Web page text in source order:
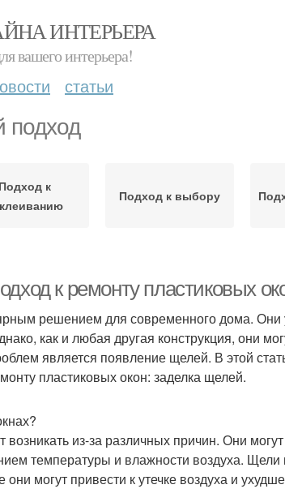
ИНТЕРЬЕРА
вашего интерьера!
статьи
подход
Подход к
Подход к выбору
к ремонту пластиковых
решением для современного дома. Они
как и любая другая конструкция, они
является появление щелей. В этой
пластиковых окон: заделка щелей.
возникать из-за различных причин. Они
температуры и влажности воздуха. Щели
могут привести к утечке воздуха и